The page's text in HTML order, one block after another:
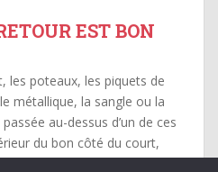
EST BON
les poteaux, les piquets de
métallique, la sangle ou la
au-dessus d’un de ces
du bon côté du court,